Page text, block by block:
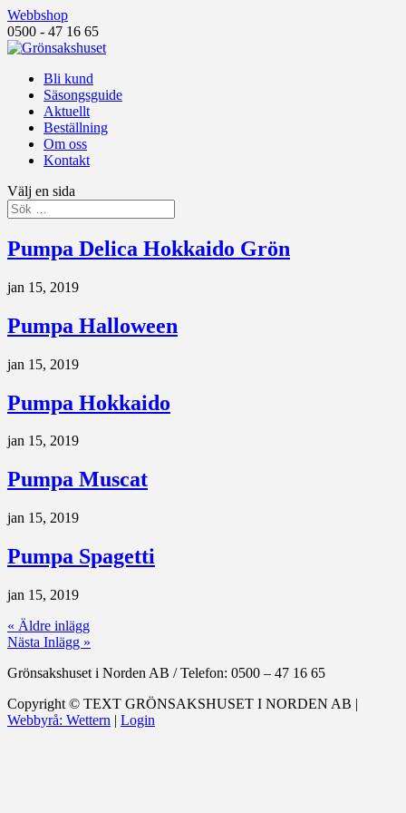
Webbshop
0500 - 47 16 65
Bli kund
Säsongsguide
Aktuellt
Beställning
Om oss
Kontakt
Välj en sida
Pumpa Delica Hokkaido Grön
jan 15, 2019
Pumpa Halloween
jan 15, 2019
Pumpa Hokkaido
jan 15, 2019
Pumpa Muscat
jan 15, 2019
Pumpa Spagetti
jan 15, 2019
« Äldre inlägg
Nästa Inlägg »
Grönsakshuset i Norden AB /Telefon: 0500 – 47 16 65
Copyright © TEXT GRÖNSAKSHUSET I NORDEN AB |
Webbyrå: Wettern | Login